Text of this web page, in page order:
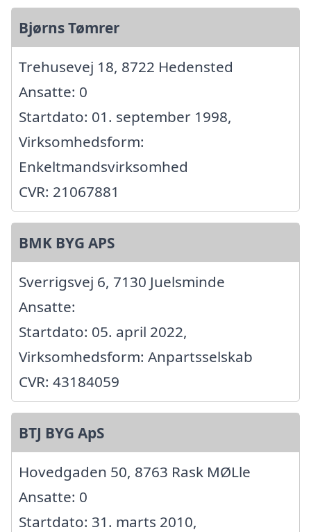
Bjørns Tømrer
Trehusevej 18, 8722 Hedensted
Ansatte: 0
Startdato: 01. september 1998,
Virksomhedsform:
Enkeltmandsvirksomhed
CVR: 21067881
BMK BYG APS
Sverrigsvej 6, 7130 Juelsminde
Ansatte:
Startdato: 05. april 2022,
Virksomhedsform: Anpartsselskab
CVR: 43184059
BTJ BYG ApS
Hovedgaden 50, 8763 Rask MØLle
Ansatte: 0
Startdato: 31. marts 2010,